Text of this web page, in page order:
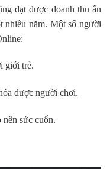
đạt được doanh thu ấn
nhiều năm. Một số người
giới trẻ.
được người chơi.
sức cuốn.